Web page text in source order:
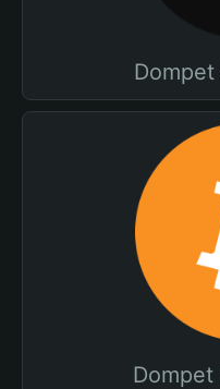
Dompet
Dompet